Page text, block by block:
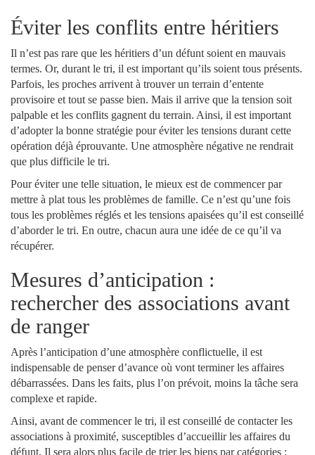
Éviter les conflits entre héritiers
Il n’est pas rare que les héritiers d’un défunt soient en mauvais
termes. Or, durant le tri, il est important qu’ils soient tous présents.
Parfois, les proches arrivent à trouver un terrain d’entente
provisoire et tout se passe bien. Mais il arrive que la tension soit
palpable et les conflits gagnent du terrain. Ainsi, il est important
d’adopter la bonne stratégie pour éviter les tensions durant cette
opération déjà éprouvante. Une atmosphère négative ne rendrait
que plus difficile le tri.
Pour éviter une telle situation, le mieux est de commencer par
mettre à plat tous les problèmes de famille. Ce n’est qu’une fois
tous les problèmes réglés et les tensions apaisées qu’il est conseillé
d’aborder le tri. En outre, chacun aura une idée de ce qu’il va
récupérer.
Mesures d’anticipation :
rechercher des associations avant
de ranger
Après l’anticipation d’une atmosphère conflictuelle, il est
indispensable de penser d’avance où vont terminer les affaires
débarrassées. Dans les faits, plus l’on prévoit, moins la tâche sera
complexe et rapide.
Ainsi, avant de commencer le tri, il est conseillé de contacter les
associations à proximité, susceptibles d’accueillir les affaires du
défunt. Il sera alors plus facile de trier les biens par catégories :